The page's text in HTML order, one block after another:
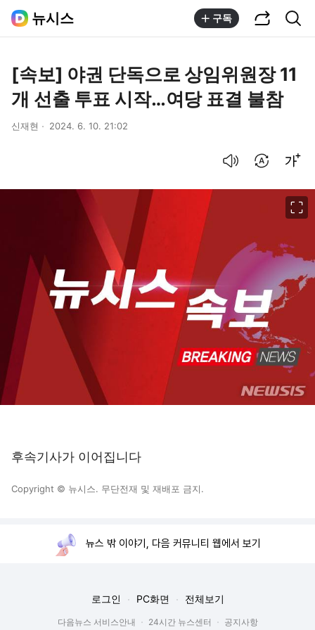
뉴시스 구독
[속보] 야권 단독으로 상임위원장 11
개 선출 투표 시작…여당 표결 불참
신재현 2024. 6. 10. 21:02
후속기사가 이어집니다
Copyright © 뉴시스. 무단전재 및 재배포 금지.
뉴스 밖 이야기, 다음 커뮤니티 웹에서 보기
로그인 PC화면 전체보기
다음뉴스 서비스안내 24시간 뉴스센터 공지사항